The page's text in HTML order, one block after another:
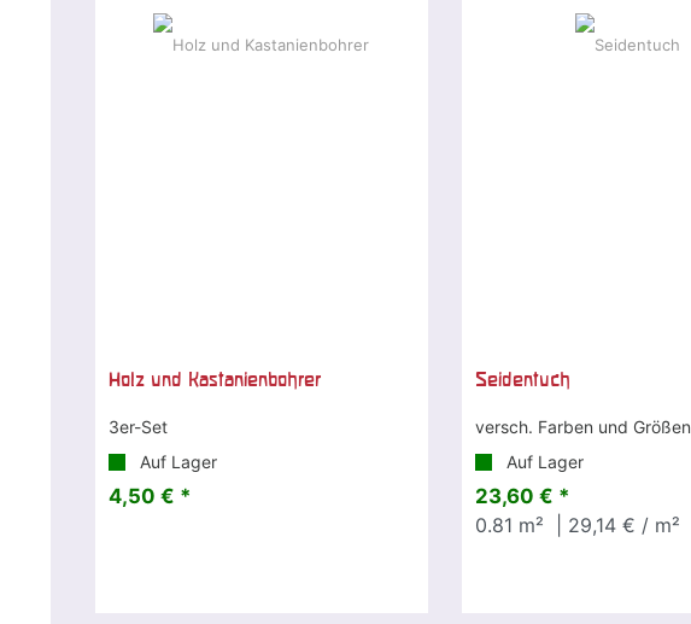
Holz und Kastanienbohrer
3er-Set
Auf Lager
4,50 € *
Seidentuch
versch. Farben und Größen
Auf Lager
23,60 € *
0.81 m² | 29,14 € / m²